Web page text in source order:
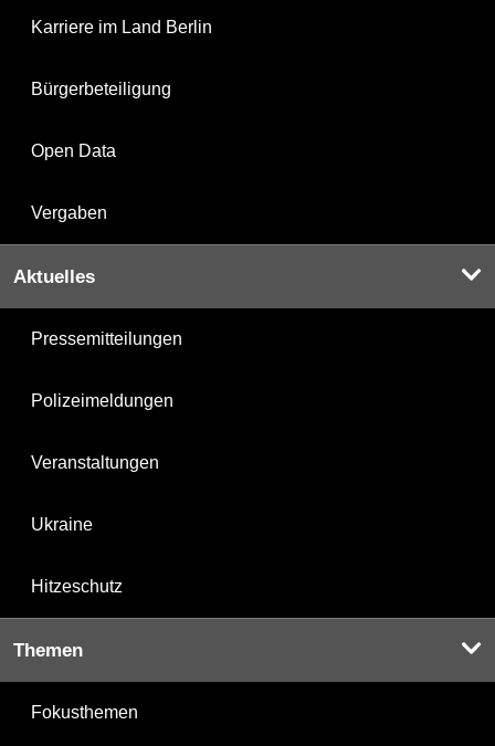
Karriere im Land Berlin
Bürgerbeteiligung
Open Data
Vergaben
Aktuelles
Pressemitteilungen
Polizeimeldungen
Veranstaltungen
Ukraine
Hitzeschutz
Themen
Fokusthemen